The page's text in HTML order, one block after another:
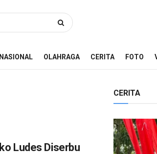
OLAHRAGA CERITA FOTO
Ludes Diserbu
CERITA